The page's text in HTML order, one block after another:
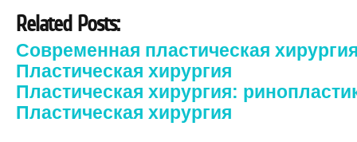
Related Posts:
Современная пластическая
Пластическая хирургия
Пластическая хирургия:
Пластическая хирургия